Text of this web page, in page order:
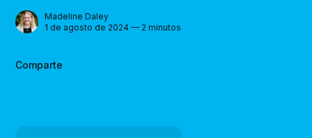
Madeline Daley
1 de agosto de 2024 — 2 minutos
Comparte